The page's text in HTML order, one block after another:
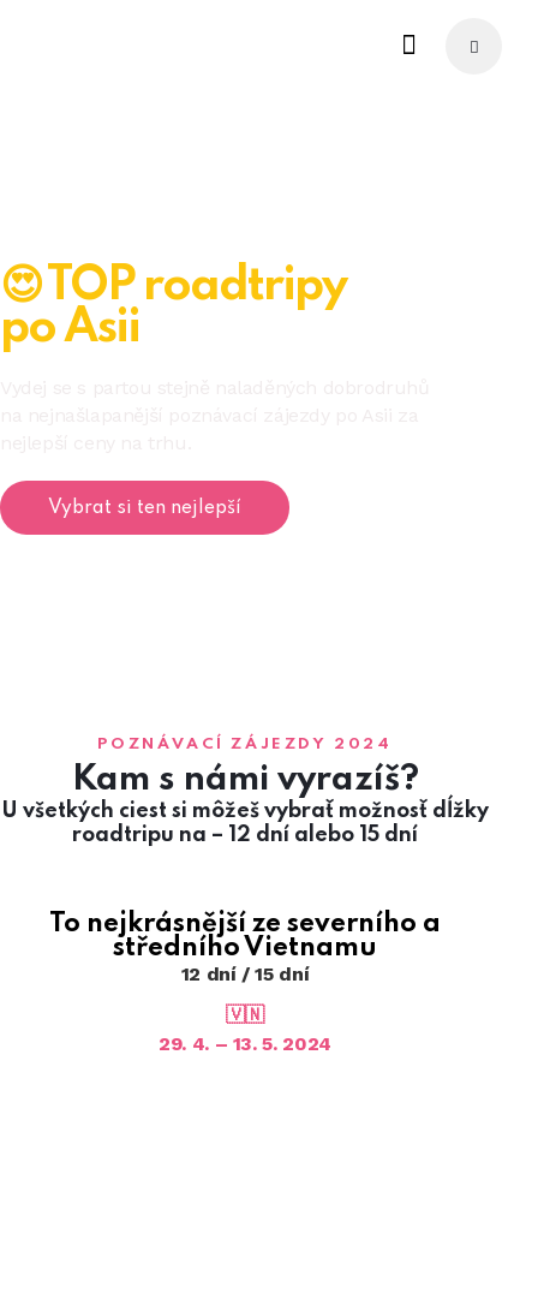
😍 TOP roadtripy
po Asii
Vybrat si ten nejlepší
POZNÁVACÍ ZÁJEZDY 2024
Kam s námi vyrazíš?
U všetkých ciest si môžeš vybrať možnosť dĺžky
roadtripu na – 12 dní alebo 15 dní
To nejkrásnější ze severního a
středního Vietnamu
12 dní / 15 dní
🇻🇳
29. 4. – 13. 5. 2024